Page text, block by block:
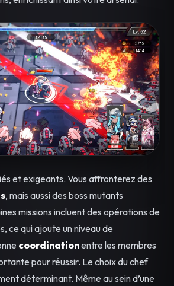
et exigeants. Vous affronterez des
, mais aussi des boss mutants
missions incluent des opérations de
ce qui ajoute un niveau de
coordinationentre les membres
pour réussir. Le choix du chef
déterminant. Même au sein d’une